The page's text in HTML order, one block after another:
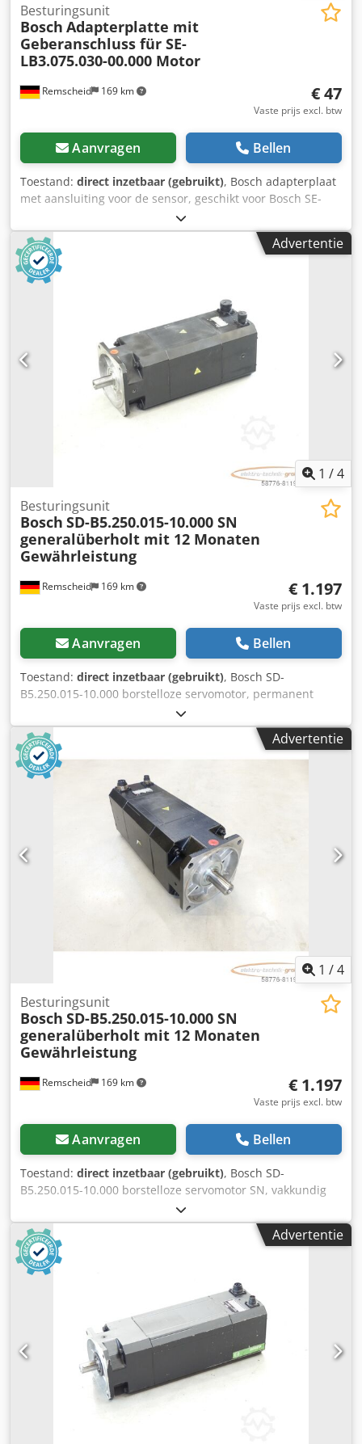
Remscheid 169 km
Besturingsunit
Bosch Adapterplatte mit
Geberanschluss für SE-
LB3.075.030-00.000 Motor
€ 47
Vaste prijs excl. btw
Aanvragen Bellen
Toestand: direct inzetbaar (gebruikt), Bosch adapterplaat
met aansluiting voor de sensor, geschikt voor Bosch SE-
LB3.075.030-00.000 / draaisensor ERN 221.2133-1000
motor. Gebruikt, in goede staat, 100% functioneel. De
leveringsomvang is te zien op de foto's. Chodpfx Aszr Dc
Dopiea
Advertentie
1 /4
Remscheid 169 km
Besturingsunit
Bosch SD-B5.250.015-10.000 SN
generalüberholt mit 12 Monaten
Gewährleistung
€ 1.197
Vaste prijs excl. btw
Aanvragen Bellen
Toestand: direct inzetbaar (gebruikt), Bosch SD-
B5.250.015-10.000 borstelloze servomotor, permanent
bekrachtigd SN, vakkundig volledig gereviseerd en getest
met 12 maanden garantie, 100% functioneel,
leveringsomvang conform foto's. De overeengekomen
verkoopkortingen gelden niet voor dit artikel. Vraag apart
naar de prijs!,LET OP: Vraag apart naar de kosten voor
verpakking en verzending! LET OP: De kosten voor
verpakking en transport dienen apart te worden
aangevraagd! Csdpfx Aoi D E U Uepisha
Advertentie
1 /4
Remscheid 169 km
Besturingsunit
Bosch SD-B5.250.015-10.000 SN
generalüberholt mit 12 Monaten
Gewährleistung
€ 1.197
Vaste prijs excl. btw
Aanvragen Bellen
Toestand: direct inzetbaar (gebruikt), Bosch SD-
B5.250.015-10.000 borstelloze servomotor SN, vakkundig
volledig gereviseerd en getest met 12 maanden garantie,
100% functioneel, leveringsomvang conform foto's. De
overeengekomen verkoopkortingen gelden niet voor dit
artikel. Vraag apart naar de prijs! Chsdpfxji D Hacs Apioa
Advertentie